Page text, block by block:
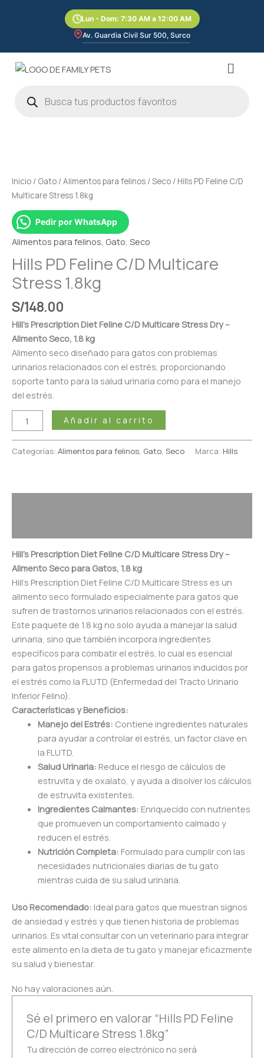
Lun - Dom: 7:30 AM a 12:00 AM
Av. Guardia Civil Sur 500, Surco
Menú
productos
Inicio / Gato /Alimentos para felinos /Seco / Hills PD Feline C/D
Multicare Stress 1.8kg
Pedir por WhatsApp
Alimentos para felinos Gato Seco
Hills PD Feline C/D Multicare
Stress 1.8kg
S/148.00
Hill’s Prescription Diet Feline C/D Multicare Stress Dry –
Alimento Seco, 1.8 kg
Alimento seco diseñado para gatos con problemas
urinarios relacionados con el estrés, proporcionando
soporte tanto para la salud urinaria como para el manejo
del estrés.
C/D
Multicare
1.8kg
cantidad
Añadir al carrito
Categorías: Alimentos para felinos, Gato, Seco Marca: Hills
Hill’s Prescription Diet Feline C/D Multicare Stress Dry –
Alimento Seco para Gatos, 1.8 kg
Hill’s Prescription Diet Feline C/D Multicare Stress es un
alimento seco formulado especialmente para gatos que
sufren de trastornos urinarios relacionados con el estrés.
Este paquete de 1.8 kg no solo ayuda a manejar la salud
urinaria, sino que también incorpora ingredientes
específicos para combatir el estrés, lo cual es esencial
para gatos propensos a problemas urinarios inducidos por
el estrés como la FLUTD (Enfermedad del Tracto Urinario
Inferior Felino).
Características y Beneficios:
Manejo del Estrés: Contiene ingredientes naturales
para ayudar a controlar el estrés, un factor clave en
la FLUTD.
Salud Urinaria: Reduce el riesgo de cálculos de
estruvita y de oxalato, y ayuda a disolver los cálculos
de estruvita existentes.
Ingredientes Calmantes: Enriquecido con nutrientes
que promueven un comportamiento calmado y
reducen el estrés.
Nutrición Completa: Formulado para cumplir con las
necesidades nutricionales diarias de tu gato
mientras cuida de su salud urinaria.
Uso Recomendado: Ideal para gatos que muestran signos
de ansiedad y estrés y que tienen historia de problemas
urinarios. Es vital consultar con un veterinario para integrar
este alimento en la dieta de tu gato y manejar eficazmente
su salud y bienestar.
No hay valoraciones aún.
Sé el primero en valorar “Hills PD Feline
C/D Multicare Stress 1.8kg”
Tu dirección de correo electrónico no será